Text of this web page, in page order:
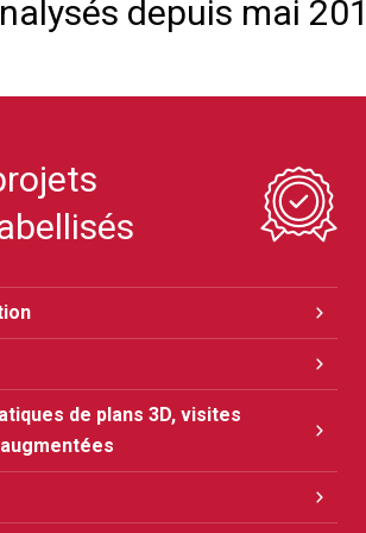
depuis mai
de plans 3D, visites